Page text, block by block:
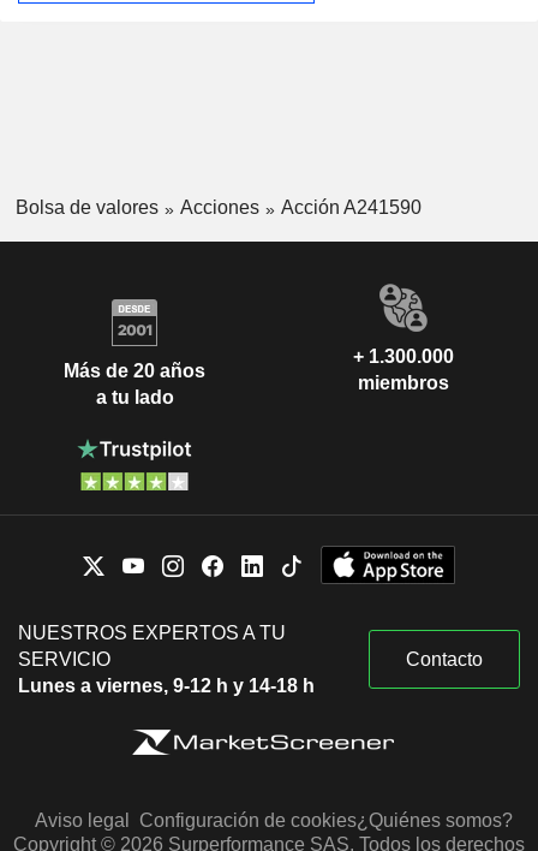
Bolsa de valores Acciones Acción A241590
Más de 20 años
a tu lado
+ 1.300.000
miembros
NUESTROS EXPERTOS A TU
SERVICIO
Lunes a viernes, 9-12 h y 14-18 h
Contacto
Aviso legal Configuración de cookies¿Quiénes somos?
Copyright © 2026 Surperformance SAS. Todos los derechos